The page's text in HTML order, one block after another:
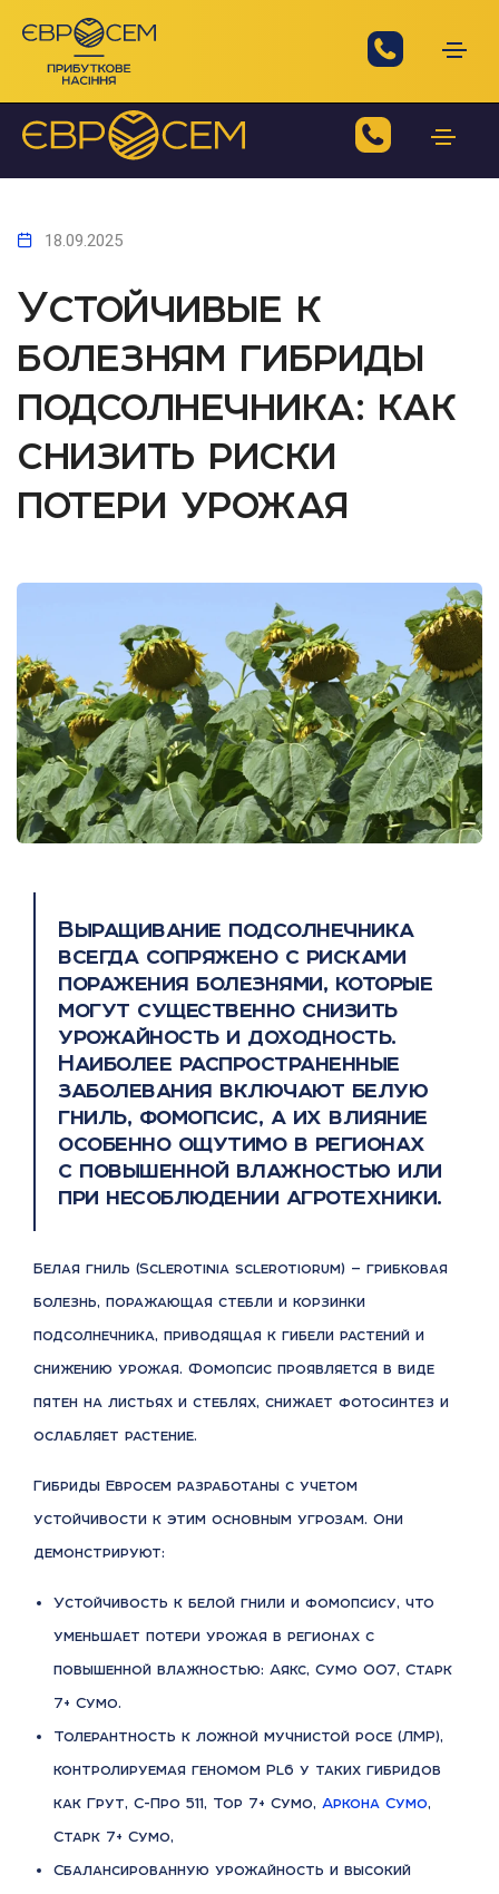
18.09.2025
Устойчивые к
болезням гибриды
подсолнечника: как
снизить риски
потери урожая
Выращивание подсолнечника
всегда сопряжено с рисками
поражения болезнями, которые
могут существенно снизить
урожайность и доходность.
Наиболее распространенные
заболевания включают белую
гниль, фомопсис, а их влияние
особенно ощутимо в регионах
с повышенной влажностью или
при несоблюдении агротехники.
Белая гниль (Sclerotinia sclerotiorum) — грибковая
болезнь, поражающая стебли и корзинки
подсолнечника, приводящая к гибели растений и
снижению урожая. Фомопсис проявляется в виде
пятен на листьях и стеблях, снижает фотосинтез и
ослабляет растение.
Гибриды Евросем разработаны с учетом
устойчивости к этим основным угрозам. Они
демонстрируют:
Устойчивость к белой гнили и фомопсису, что
уменьшает потери урожая в регионах с
повышенной влажностью: Аякс, Сумо 007, Старк
7+ Сумо.
Толерантность к ложной мучнистой росе (ЛМР),
контролируемая геномом Pl6 у таких гибридов
как Грут, С-Про 511, Тор 7+ Сумо, Аркона Сумо,
Старк 7+ Сумо,
Сбалансированную урожайность и высокий